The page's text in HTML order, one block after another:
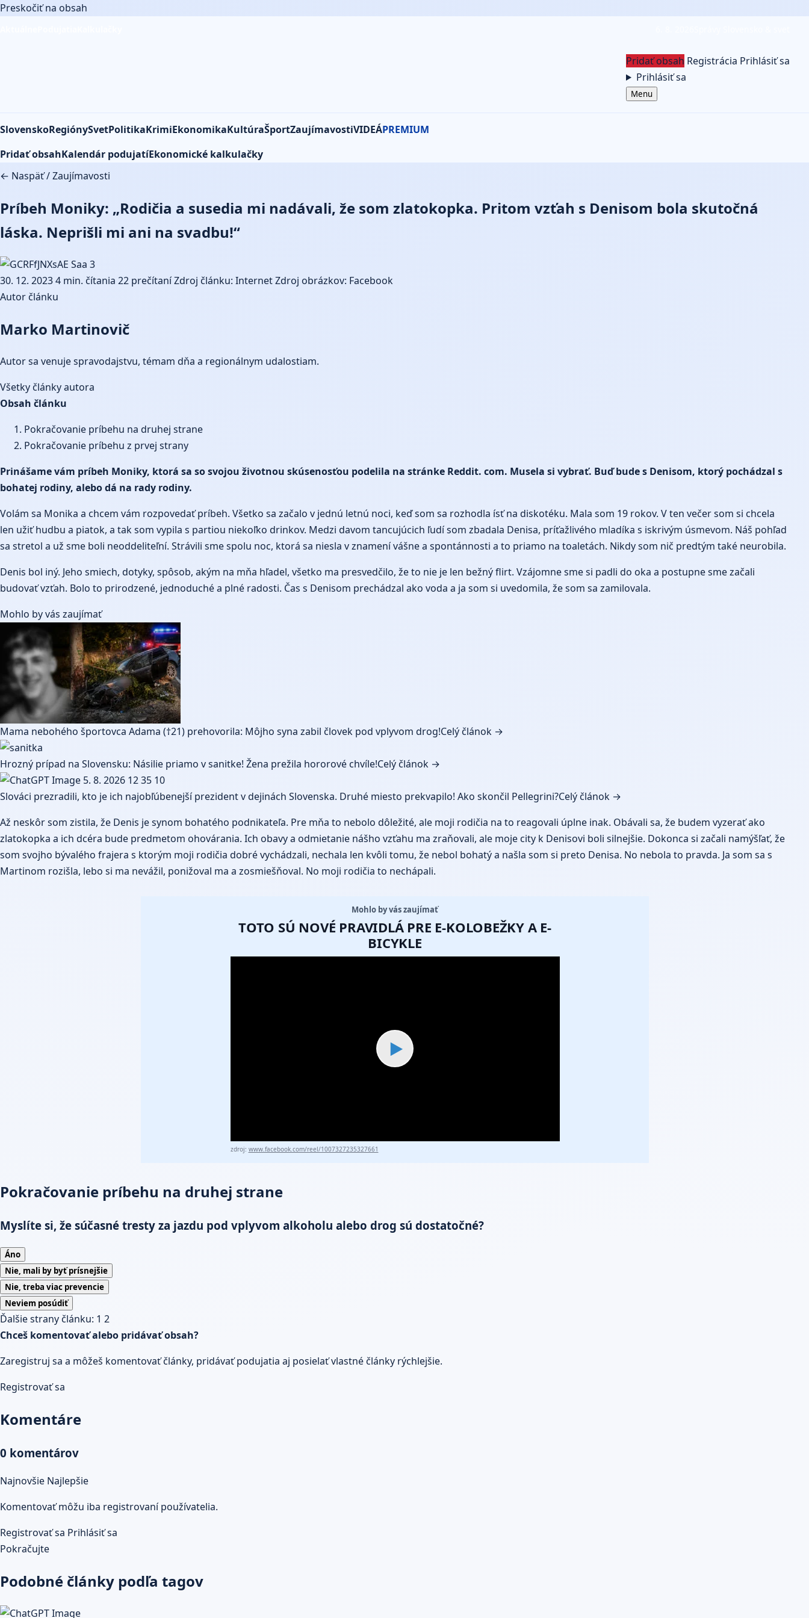
Preskočiť na obsah
Pridať obsah Registrácia Prihlásiť sa
Prihlásiť sa
Menu
SlovenskoRegiónySvetPolitikaKrimiEkonomikaKultúraŠportZaujímavostiVIDEÁPREMIUM
Pridať obsahKalendár podujatíEkonomické kalkulačky
← Naspäť/Zaujímavosti
Príbeh Moniky: „Rodičia a susedia mi nadávali, že som zlatokopka. Pritom vzťah s Denisom bola skutočná
láska. Neprišli mi ani na svadbu!“
30. 12. 20234 min. čítania 22 prečítaníZdroj článku: InternetZdroj obrázkov: Facebook
Autor článku
Marko Martinovič
Autor sa venuje spravodajstvu, témam dňa a regionálnym udalostiam.
Všetky články autora
Obsah článku
Pokračovanie príbehu na druhej strane
Pokračovanie príbehu z prvej strany
Prinášame vám príbeh Moniky, ktorá sa so svojou životnou skúsenosťou podelila na stránke Reddit. com. Musela si vybrať. Buď bude s Denisom, ktorý pochádzal s
bohatej rodiny, alebo dá na rady rodiny.
Volám sa Monika a chcem vám rozpovedať príbeh. Všetko sa začalo v jednú letnú noci, keď som sa rozhodla ísť na diskotéku. Mala som 19 rokov. V ten večer som si chcela
len užiť hudbu a piatok, a tak som vypila s partiou niekoľko drinkov. Medzi davom tancujúcich ľudí som zbadala Denisa, príťažlivého mladíka s iskrivým úsmevom. Náš pohľad
sa stretol a už sme boli neoddeliteľní. Strávili sme spolu noc, ktorá sa niesla v znamení vášne a spontánnosti a to priamo na toaletách. Nikdy som nič predtým také neurobila.
Denis bol iný. Jeho smiech, dotyky, spôsob, akým na mňa hľadel, všetko ma presvedčilo, že to nie je len bežný flirt. Vzájomne sme si padli do oka a postupne sme začali
budovať vzťah. Bolo to prirodzené, jednoduché a plné radosti. Čas s Denisom prechádzal ako voda a ja som si uvedomila, že som sa zamilovala.
Mohlo by vás zaujímať
Mama nebohého športovca Adama (†21) prehovorila: Môjho syna zabil človek pod vplyvom drog!Celý článok →
Hrozný prípad na Slovensku: Násilie priamo v sanitke! Žena prežila hororové chvíle!Celý článok →
Slováci prezradili, kto je ich najobľúbenejší prezident v dejinách Slovenska. Druhé miesto prekvapilo! Ako skončil Pellegrini?Celý článok →
Až neskôr som zistila, že Denis je synom bohatého podnikateľa. Pre mňa to nebolo dôležité, ale moji rodičia na to reagovali úplne inak. Obávali sa, že budem vyzerať ako
zlatokopka a ich dcéra bude predmetom ohovárania. Ich obavy a odmietanie nášho vzťahu ma zraňovali, ale moje city k Denisovi boli silnejšie. Dokonca si začali namýšľať, že
som svojho bývalého frajera s ktorým moji rodičia dobré vychádzali, nechala len kvôli tomu, že nebol bohatý a našla som si preto Denisa. No nebola to pravda. Ja som sa s
Martinom rozišla, lebo si ma nevážil, ponižoval ma a zosmiešňoval. No moji rodičia to nechápali.
Mohlo by vás zaujímať
TOTO SÚ NOVÉ PRAVIDLÁ PRE E-KOLOBEŽKY A E-
BICYKLE
▶
zdroj: www.facebook.com/reel/1007327235327661
Pokračovanie príbehu na druhej strane
Myslíte si, že súčasné tresty za jazdu pod vplyvom alkoholu alebo drog sú dostatočné?
Áno
Nie, mali by byť prísnejšie
Nie, treba viac prevencie
Neviem posúdiť
Ďalšie strany článku: 1 2
Chceš komentovať alebo pridávať obsah?
Zaregistruj sa a môžeš komentovať články, pridávať podujatia aj posielať vlastné články rýchlejšie.
Registrovať sa
Komentáre
0 komentárov
Najnovšie Najlepšie
Komentovať môžu iba registrovaní používatelia.
Registrovať sa Prihlásiť sa
Pokračujte
Podobné články podľa tagov